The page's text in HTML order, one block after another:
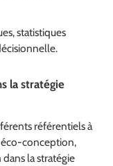
statistiques
la stratégie
référentiels à
éco-conception,
la stratégie